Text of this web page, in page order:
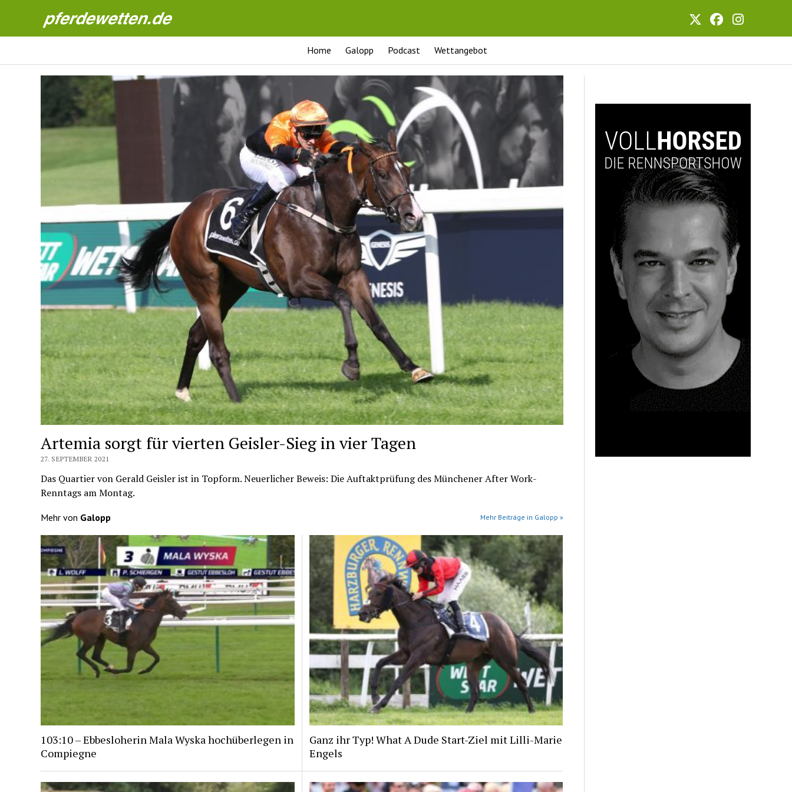
Pferdewetten News
Home Galopp Podcast Wettangebot
Artemia sorgt für vierten Geisler-Sieg in vier Tagen
27. SEPTEMBER 2021
Das Quartier von Gerald Geisler ist in Topform. Neuerlicher Beweis: Die Auftaktprüfung des Münchener After Work-
Renntags am Montag.
Mehr von Galopp Mehr Beiträge in Galopp »
103:10 – Ebbesloherin Mala Wyska hochüberlegen in
Compiegne
Ganz ihr Typ! What A Dude Start-Ziel mit Lilli-Marie
Engels